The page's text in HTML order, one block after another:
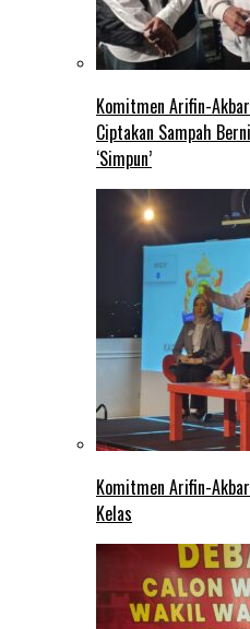
Komitmen Arifin-
Ciptakan Sampah
‘Simpun’
Komitmen Arifin-
Kelas